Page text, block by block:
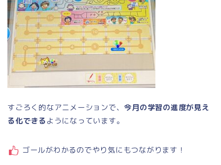
すごろく的なアニメーションで、 今月の学習の進度が見え
る化できるようになっています。
ゴールがわかるのでやり気にもつながります！